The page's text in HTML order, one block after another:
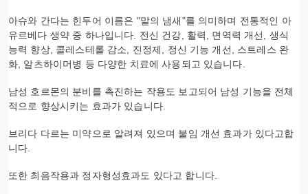
아슈와 간다는 힌두어 이름은 "말의 냄새"를 의미하며 전통적인 아
유르베다 생약 중 하나입니다. 전신 건강, 활력, 면역력 개선, 생식
능력 향상, 콜레스테롤 감소, 진정제, 정신 기능 개선, 스트레스 완
화, 알츠하이머병 등 다양한 치료에 사용되고 있습니다.
남성 호르몬의 분비를 촉진하는 작용도 보고되어 남성 기능을 전체
적으로 향상시키는 효과가 있습니다.
브리다 다르는 미약으로 알려져 있으며 불임 개선 효과가 있다고합
니다.
또한 최음작용과 정자형성효과도 있다고 합니다.